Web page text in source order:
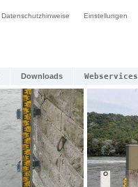
Datenschutzhinweise Einstellungen
Downloads Webservices